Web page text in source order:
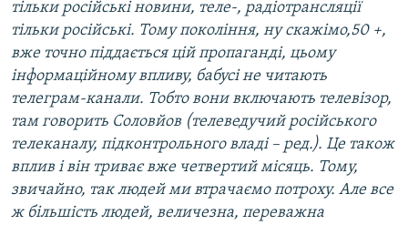
тільки російські новини, теле-, радіотрансляції
тільки російські. Тому покоління, ну скажімо,50 +,
вже точно піддається цій пропаганді, цьому
інформаційному впливу, бабусі не читають
телеграм-канали. Тобто вони включають телевізор,
там говорить Соловйов (телеведучий російського
телеканалу, підконтрольного владі – ред.). Це також
вплив і він триває вже четвертий місяць. Тому,
звичайно, так людей ми втрачаємо потроху. Але все
ж більшість людей, величезна, переважна